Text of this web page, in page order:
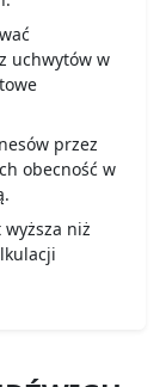
uchwytów w
przez
obecność w
niż